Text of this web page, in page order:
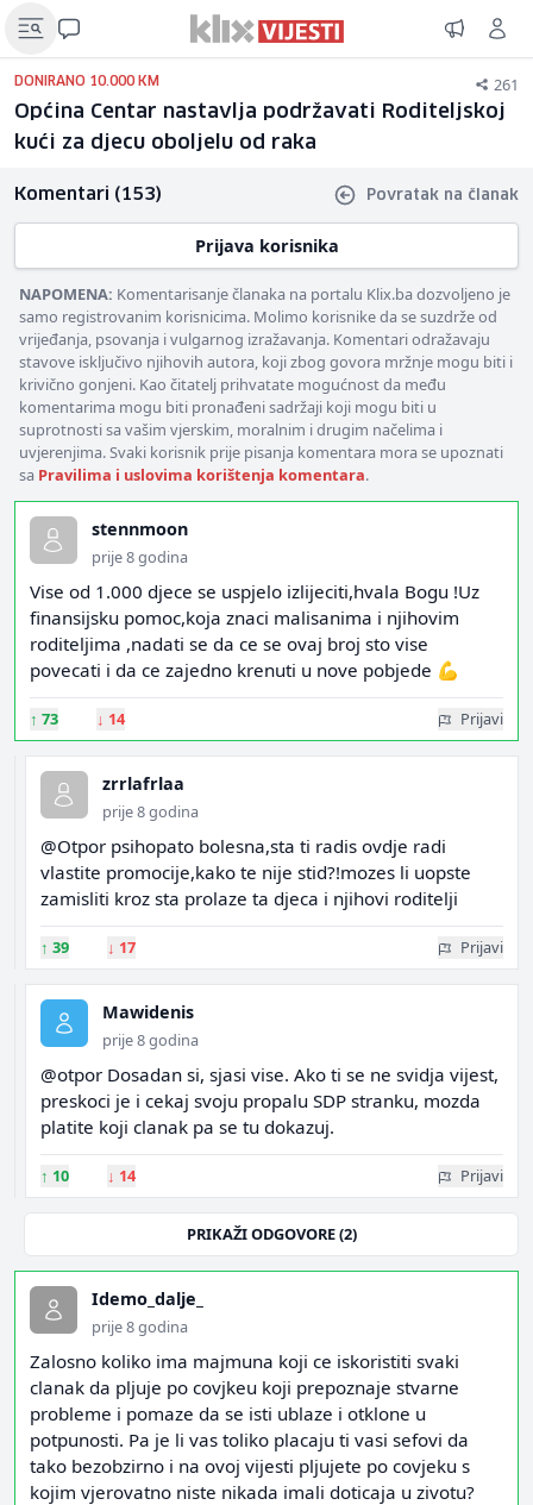
DONIRANO 10.000 KM 261
Općina Centar nastavlja podržavati Roditeljskoj
kući za djecu oboljelu od raka
Komentari (153) Povratak na članak
Prijava korisnika
NAPOMENA: Komentarisanje članaka na portalu Klix.ba dozvoljeno je
samo registrovanim korisnicima. Molimo korisnike da se suzdrže od
vrijeđanja, psovanja i vulgarnog izražavanja. Komentari odražavaju
stavove isključivo njihovih autora, koji zbog govora mržnje mogu biti i
krivično gonjeni. Kao čitatelj prihvatate mogućnost da među
komentarima mogu biti pronađeni sadržaji koji mogu biti u
suprotnosti sa vašim vjerskim, moralnim i drugim načelima i
uvjerenjima. Svaki korisnik prije pisanja komentara mora se upoznati
sa Pravilima i uslovima korištenja komentara.
stennmoon
prije 8 godina
Vise od 1.000 djece se uspjelo izlijeciti,hvala Bogu !Uz
finansijsku pomoc,koja znaci malisanima i njihovim
roditeljima ,nadati se da ce se ovaj broj sto vise
povecati i da ce zajedno krenuti u nove pobjede 💪
↑ 73 ↓ 14 Prijavi
zrrlafrlaa
prije 8 godina
@Otpor psihopato bolesna,sta ti radis ovdje radi
vlastite promocije,kako te nije stid?!mozes li uopste
zamisliti kroz sta prolaze ta djeca i njihovi roditelji
↑ 39 ↓ 17 Prijavi
Mawidenis
prije 8 godina
@otpor Dosadan si, sjasi vise. Ako ti se ne svidja vijest,
preskoci je i cekaj svoju propalu SDP stranku, mozda
platite koji clanak pa se tu dokazuj.
↑ 10 ↓ 14 Prijavi
PRIKAŽI ODGOVORE (2)
Idemo_dalje_
prije 8 godina
Zalosno koliko ima majmuna koji ce iskoristiti svaki
clanak da pljuje po covjkeu koji prepoznaje stvarne
probleme i pomaze da se isti ublaze i otklone u
potpunosti. Pa je li vas toliko placaju ti vasi sefovi da
tako bezobzirno i na ovoj vijesti pljujete po covjeku s
kojim vjerovatno niste nikada imali doticaja u zivotu?